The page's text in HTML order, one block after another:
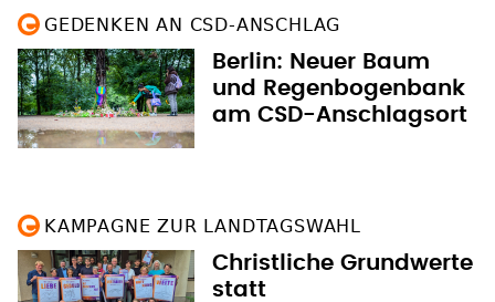
GEDENKEN AN CSD-ANSCHLAG
Berlin: Neuer Baum
und Regenbogenbank
am CSD-Anschlagsort
KAMPAGNE ZUR LANDTAGSWAHL
Christliche Grundwerte
statt